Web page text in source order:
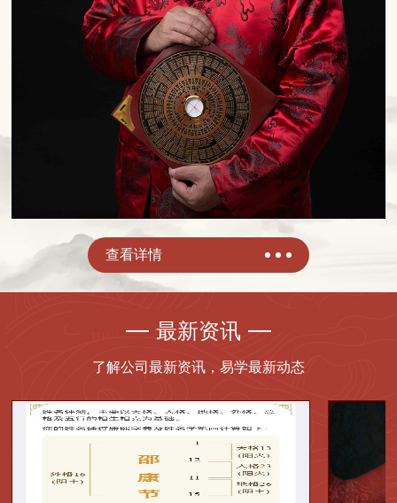
查看详情
最新资讯
了解公司最新资讯，易学最新动态